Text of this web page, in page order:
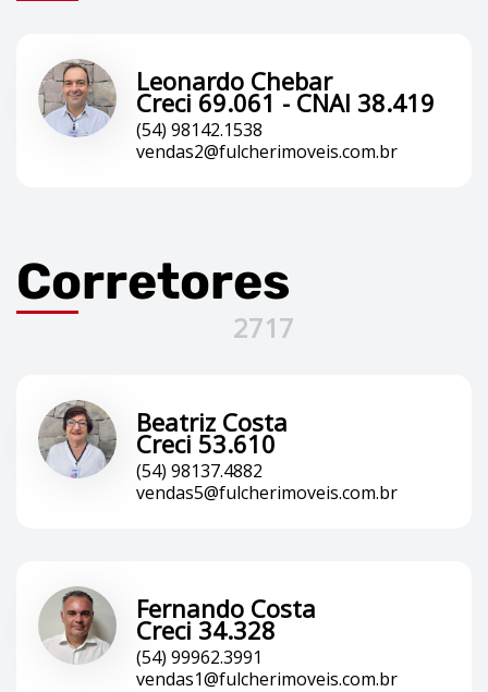
Leonardo Chebar
Creci 69.061 - CNAI 38.419
(54) 98142.1538
vendas2@fulcherimoveis.com.br
Corretores
2717
Beatriz Costa
Creci 53.610
(54) 98137.4882
vendas5@fulcherimoveis.com.br
Fernando Costa
Creci 34.328
(54) 99962.3991
vendas1@fulcherimoveis.com.br